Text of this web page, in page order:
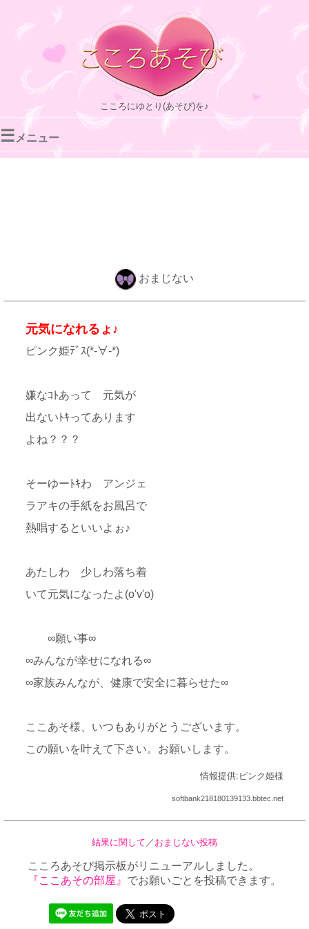
こころにゆとり(あそび)を♪
☰ メニュー
おまじない
元気になれるょ♪
ピンク姫ﾃﾞｽ(*-∀-*)
嫌なｺﾄあって 元気が
出ないﾄｷってあります
よね？？？
そーゆーﾄｷわ アンジェ
ラアキの手紙をお風呂で
熱唱するといいよぉ♪
あたしわ 少しわ落ち着
いて元気になったよ(o'v'o)
∞願い事∞
∞みんなが幸せになれる∞
∞家族みんなが、健康で安全に暮らせた∞
ここあそ様、いつもありがとうございます。
この願いを叶えて下さい。お願いします。
情報提供:ピンク姫様
softbank218180139133.bbtec.net
結果に関して ／ おまじない投稿
こころあそび掲示板がリニューアルしました。
『ここあその部屋』 でお願いごとを投稿できます。